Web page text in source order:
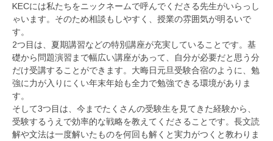
KECには私たちをニックネームで呼んでくださる先生がいらっし
ゃいます。そのため相談もしやすく、授業の雰囲気が明るいで
す。
2つ目は、夏期講習などの特別講座が充実していることです。基
礎から問題演習まで幅広い講座があって、自分が必要だと思う分
だけ受講することができます。大晦日元旦受験合宿のように、勉
強に力が入りにくい年末年始も全力で勉強できる環境がありま
す。
そして3つ目は、今までたくさんの受験生を見てきた経験から、
受験するうえで効率的な戦略を教えてくださることです。長文読
解や文法は一度解いたものを何回も解くと実力がつくと教わりま